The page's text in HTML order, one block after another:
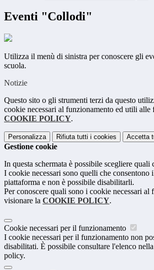
Eventi "Collodi"
Utilizza il menù di sinistra per conoscere gli
scuola.
Notizie
Questo sito o gli strumenti terzi da questo
cookie necessari al funzionamento ed utili alle
COOKIE POLICY.
Personalizza Rifiuta tutti i cookies Accetta
Gestione cookie
In questa schermata è possibile scegliere quali
I cookie necessari sono quelli che consentono
piattaforma e non è possibile disabilitarli.
Per conoscere quali sono i cookie necessari al
visionare la COOKIE POLICY.
Cookie necessari per il funzionamento
I cookie necessari per il funzionamento non
disabilitati. È possibile consultare l'elenco
policy.